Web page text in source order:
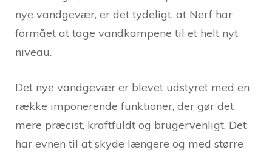
nye vandgevær, er det tydeligt, at Nerf har
formået at tage vandkampene til et helt nyt
niveau.
Det nye vandgevær er blevet udstyret med en
række imponerende funktioner, der gør det
mere præcist, kraftfuldt og brugervenligt. Det
har evnen til at skyde længere og med større